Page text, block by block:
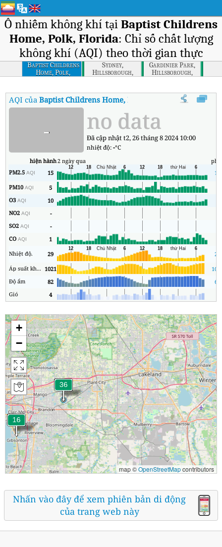
Ô nhiễm không khí tại Baptist Childrens
Home, Polk, Florida: Chỉ số chất lượng
không khí (AQI) theo thời gian thực
Baptist Childrens
Home, Polk,
Florida
Sydney,
Hillsborough,
Florida
Gardinier Park,
Hillsborough,
Florida
AQI củaBaptist Childrens Home, Polk, Florida Chỉ số chất
- no data
Đã cập nhật t2, 26 tháng 8 2024 10:00
nhiệt độ:-°C
hiện hành2 ngày qua
PM2.5AQI 15
10
PM10AQI 5
O3AQI 10
NO2AQI -
SO2AQI -
COAQI 1
Nhiệt độ.
29
26
Áp suất không khí 1021
Độ ẩm
82
62
Gió
4
+
−
map ©OpenStreetMapcontributors
Nhấn vào đây để xem phiên bản di động
của trang web này